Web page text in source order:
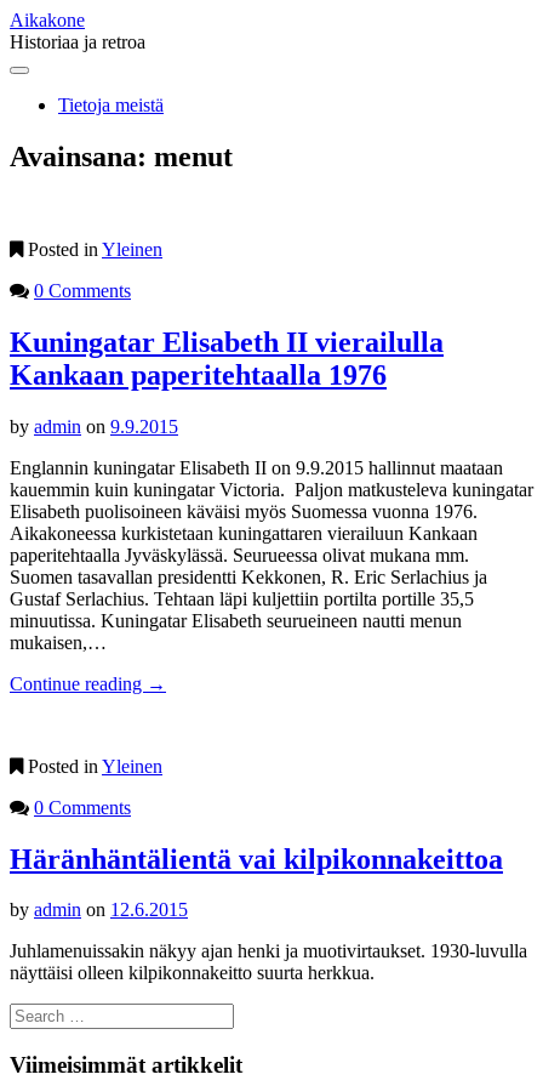
Aikakone
Historiaa ja retroa
Main
Skip
contentTietoja meistä
Avainsana: menut
Posted in Yleinen
0 Comments
Kuningatar Elisabeth II vierailulla
Kankaan paperitehtaalla 1976
by admin on 9.9.2015
Englannin kuningatar Elisabeth II on 9.9.2015 hallinnut maataan
kauemmin kuin kuningatar Victoria. Paljon matkusteleva kuningatar
Elisabeth puolisoineen käväisi myös Suomessa vuonna 1976.
Aikakoneessa kurkistetaan kuningattaren vierailuun Kankaan
paperitehtaalla Jyväskylässä. Seurueessa olivat mukana mm.
Suomen tasavallan presidentti Kekkonen, R. Eric Serlachius ja
Gustaf Serlachius. Tehtaan läpi kuljettiin portilta portille 35,5
minuutissa. Kuningatar Elisabeth seurueineen nautti menun
mukaisen,…
Continue reading →
Posted in Yleinen
0 Comments
Häränhäntälientä vai kilpikonnakeittoa
by admin on 12.6.2015
Juhlamenuissakin näkyy ajan henki ja muotivirtaukset. 1930-luvulla
näyttäisi olleen kilpikonnakeitto suurta herkkua.
Search
for:
Viimeisimmät artikkelit